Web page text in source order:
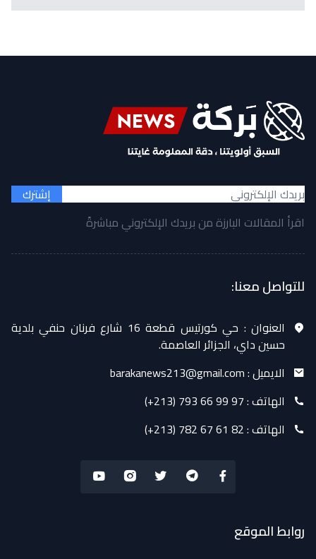
إشترك
اقرأ المقالات البارزة من بريدك الإلكتروني مباشرةً
للتواصل معنا:
العنوان :
حي كورتيس قطعة 16 شارع فرنان حنفي بلدية
حسين داي، الجزائر العاصمة.
الايميل :barakanews213@gmail.com
الهاتف :(+213) 793 66 99 97
الهاتف :(+213) 782 67 61 82
روابط الموقع